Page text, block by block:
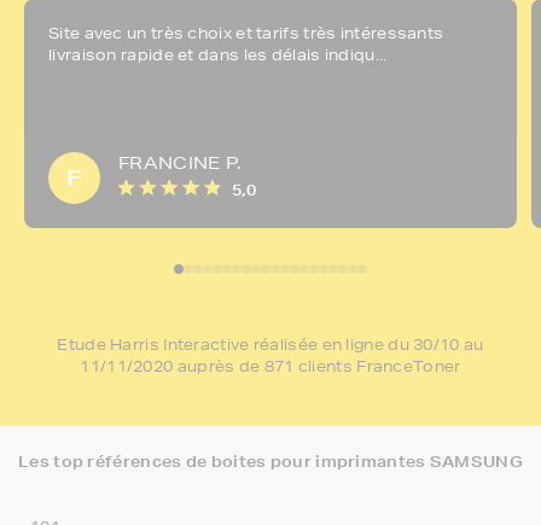
Site avec un très choix et tarifs très intéressants
livraison rapide et dans les délais indiqu...
F
FRANCINE P.
5,0
Etude Harris Interactive réalisée en ligne du 30/10 au
11/11/2020 auprès de 871 clients FranceToner
Les top références de boites pour imprimantes SAMSUNG